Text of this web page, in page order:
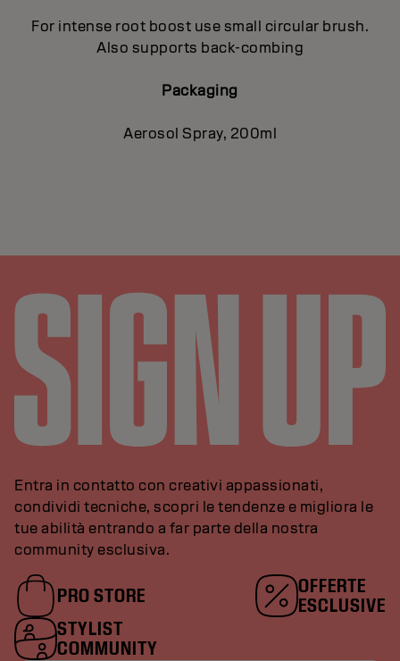
For intense root boost use small circular brush.
Also supports back-combing
Packaging
Aerosol Spray, 200ml
Entra in contatto con creativi appassionati,
condividi tecniche, scopri le tendenze e migliora le
tue abilità entrando a far parte della nostra
community esclusiva.
PRO STORE
OFFERTE
ESCLUSIVE
STYLIST
COMMUNITY